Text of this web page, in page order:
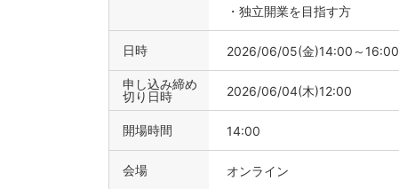
・独立開業を目指す方
日時 2026/06/05(金)14:00～16:00
申し込み締め
切り日時
2026/06/04(木)12:00
開場時間 14:00
会場 オンライン